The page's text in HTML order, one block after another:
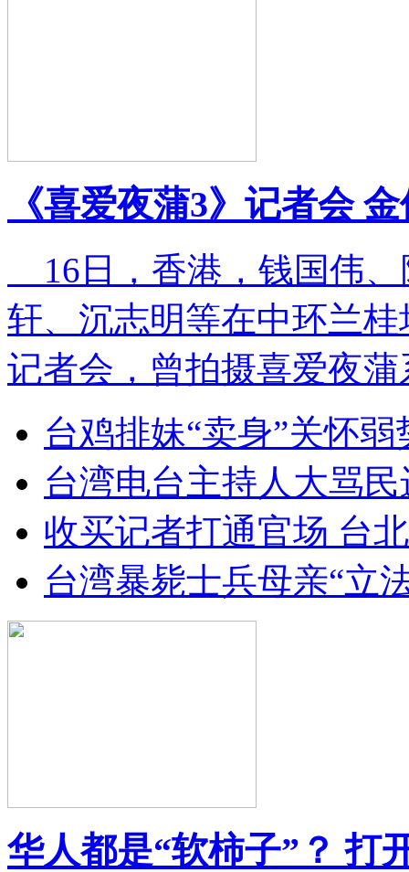
《喜爱夜蒲3》记者会
16日，香港，钱国伟
轩、沉志明等在中环兰
记者会，曾拍摄喜爱夜
台鸡排妹“卖身”关怀
台湾电台主持人大骂
收买记者打通官场 台
台湾暴毙士兵母亲“立
华人都是“软柿子”？ 打